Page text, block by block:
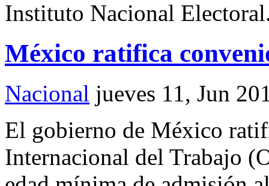
Instituto Nacional
México ratifica
Nacional jueves 11, Jun
El gobierno de México
Internacional del Trabajo